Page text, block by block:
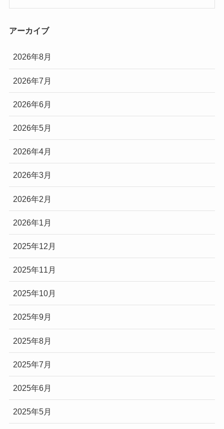
アーカイブ
2026年8月
2026年7月
2026年6月
2026年5月
2026年4月
2026年3月
2026年2月
2026年1月
2025年12月
2025年11月
2025年10月
2025年9月
2025年8月
2025年7月
2025年6月
2025年5月